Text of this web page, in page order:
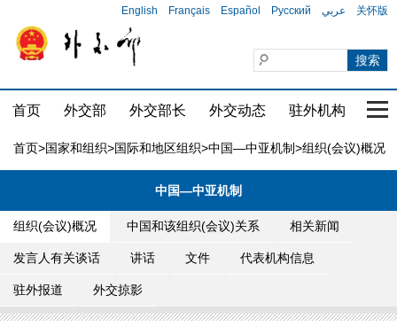
English Français Español Русский عربي 关怀版
首页 外交部 外交部长 外交动态 驻外机构 国
首页>国家和组织>国际和地区组织>中国—中亚机制>组织(会议)概况
中国—中亚机制
组织(会议)概况 中国和该组织(会议)关系 相关新闻
发言人有关谈话 讲话 文件 代表机构信息
驻外报道 外交掠影